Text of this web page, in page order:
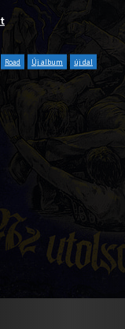
Road Új album
új dal